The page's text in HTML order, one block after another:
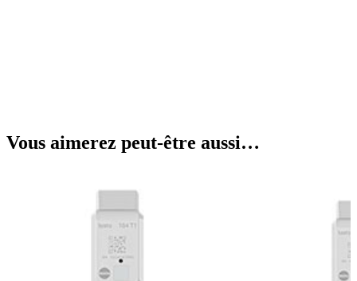
Vous aimerez peut-être aussi…